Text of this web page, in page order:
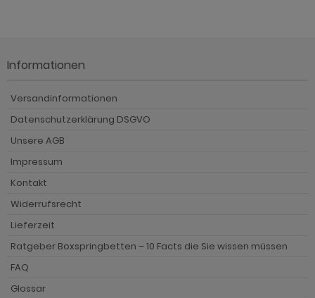
Informationen
Versandinformationen
Datenschutzerklärung DSGVO
Unsere AGB
Impressum
Kontakt
Widerrufsrecht
Lieferzeit
Ratgeber Boxspringbetten – 10 Facts die Sie wissen müssen
FAQ
Glossar